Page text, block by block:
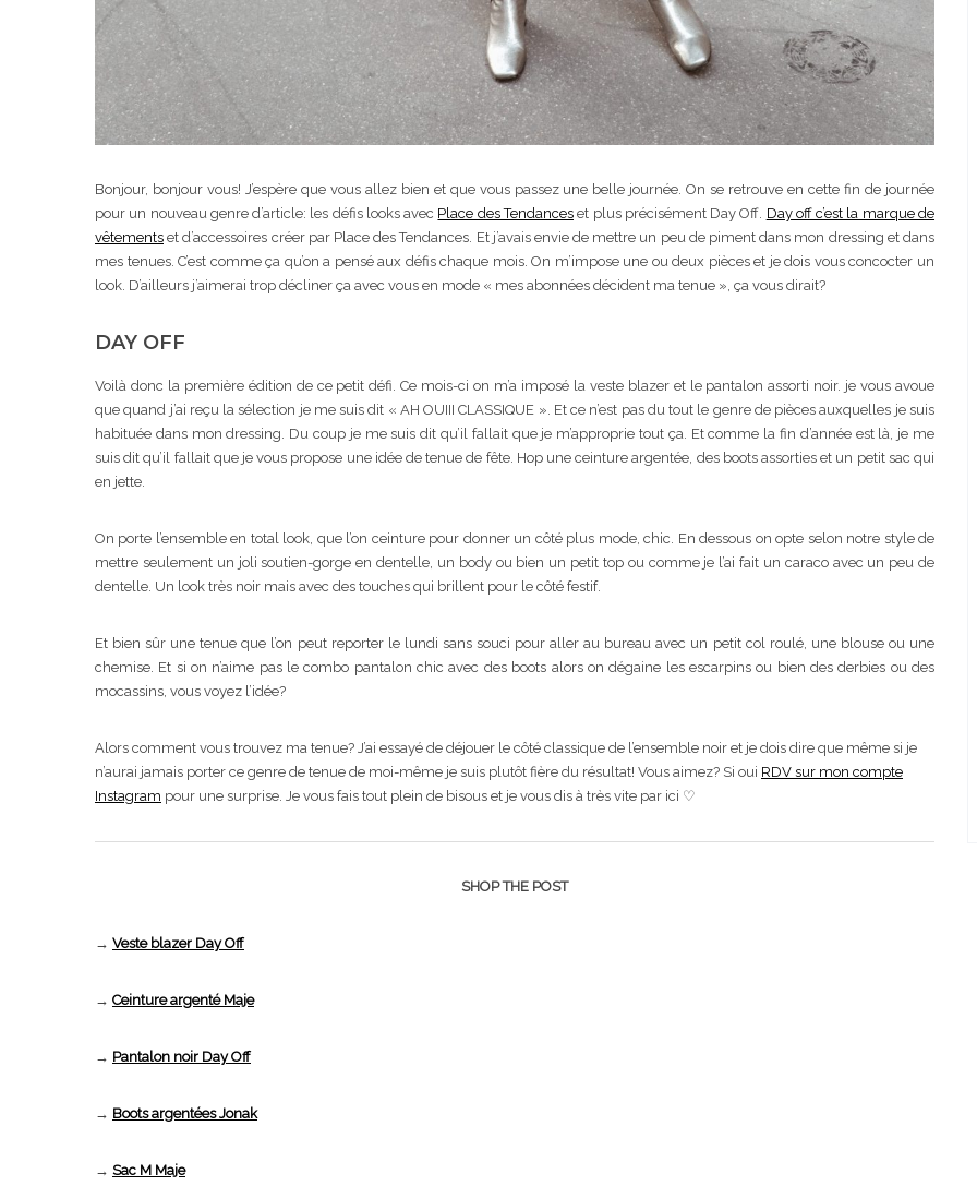
Bonjour, bonjour vous! J’espère que vous allez bien et que vous passez une belle journée. On se retrouve en cette fin de journée
pour un nouveau genre d’article: les défis looks avec Place des Tendances et plus précisément Day Off. Day off c’est la marque de
vêtements et d’accessoires créer par Place des Tendances. Et j’avais envie de mettre un peu de piment dans mon dressing et dans
mes tenues. C’est comme ça qu’on a pensé aux défis chaque mois. On m’impose une ou deux pièces et je dois vous concocter un
look. D’ailleurs j’aimerai trop décliner ça avec vous en mode « mes abonnées décident ma tenue », ça vous dirait?
DAY OFF
Voilà donc la première édition de ce petit défi. Ce mois-ci on m’a imposé la veste blazer et le pantalon assorti noir. je vous avoue
que quand j’ai reçu la sélection je me suis dit « AH OUIII CLASSIQUE ». Et ce n’est pas du tout le genre de pièces auxquelles je suis
habituée dans mon dressing. Du coup je me suis dit qu’il fallait que je m’approprie tout ça. Et comme la fin d’année est là, je me
suis dit qu’il fallait que je vous propose une idée de tenue de fête. Hop une ceinture argentée, des boots assorties et un petit sac qui
en jette.
On porte l’ensemble en total look, que l’on ceinture pour donner un côté plus mode, chic. En dessous on opte selon notre style de
mettre seulement un joli soutien-gorge en dentelle, un body ou bien un petit top ou comme je l’ai fait un caraco avec un peu de
dentelle. Un look très noir mais avec des touches qui brillent pour le côté festif.
Et bien sûr une tenue que l’on peut reporter le lundi sans souci pour aller au bureau avec un petit col roulé, une blouse ou une
chemise. Et si on n’aime pas le combo pantalon chic avec des boots alors on dégaine les escarpins ou bien des derbies ou des
mocassins, vous voyez l’idée?
Alors comment vous trouvez ma tenue? J’ai essayé de déjouer le côté classique de l’ensemble noir et je dois dire que même si je
n’aurai jamais porter ce genre de tenue de moi-même je suis plutôt fière du résultat! Vous aimez? Si oui RDV sur mon compte
Instagram pour une surprise. Je vous fais tout plein de bisous et je vous dis à très vite par ici ♡
SHOP THE POST
→ Veste blazer Day Off
→ Ceinture argenté Maje
→ Pantalon noir Day Off
→ Boots argentées Jonak
→ Sac M Maje